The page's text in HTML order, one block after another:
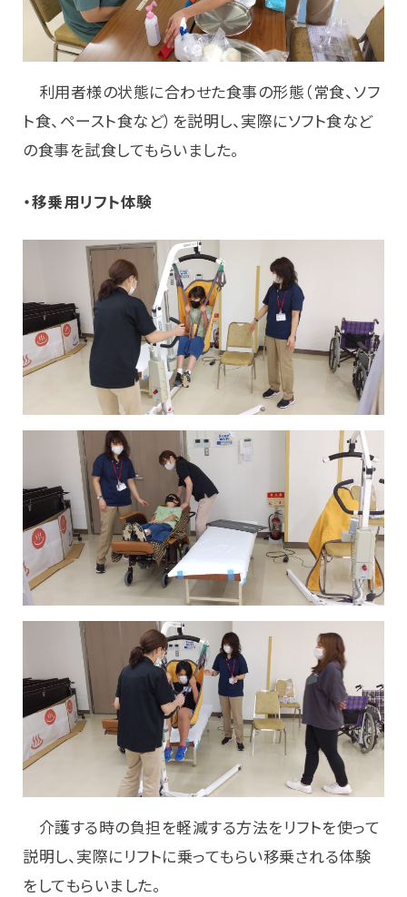
利用者様の状態に合わせた食事の形態（常食、ソフ
ト食、ペースト食など）を説明し、実際にソフト食など
の食事を試食してもらいました。
・移乗用リフト体験
介護する時の負担を軽減する方法をリフトを使って
説明し、実際にリフトに乗ってもらい移乗される体験
をしてもらいました。